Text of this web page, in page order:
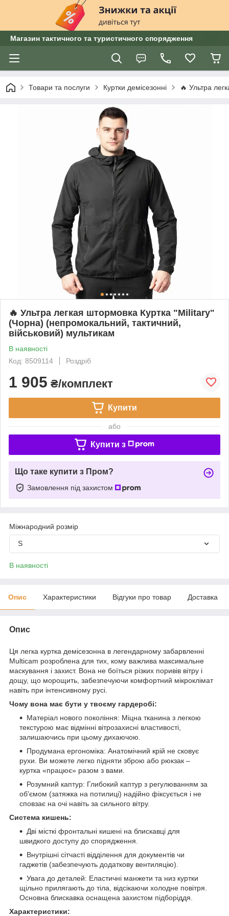
Магазин тактичного та туристичного спорядження
Товари та послуги Куртки демісезонні 🔥 Ультра
🔥 Ультра легкая штормовка Куртка "Military"
(Чорна) (непромокальний, тактичний,
військовий) мультикам
В наявності
Код: 8509114
Роздріб
1 905 ₴/комплект
Купити
або
Купити з
Що таке купити з Пром?
Замовлення під захистом
Міжнародний розмір
S
В наявності
Опис Характеристики Відгуки про товар Доставка
Опис
Ця легка куртка демісезонна в легендарному забарвленні
Multicam розроблена для тих, кому важлива максимальне
маскування і захист. Вона не боїться різких поривів вітру і
дощу, що морощить, забезпечуючи комфортний мікроклімат
навіть при інтенсивному русі.
Чому вона має бути у твоєму гардеробі:
Матеріал нового покоління: Міцна тканина з легкою
текстурою має відмінні вітрозахисні властивості,
залишаючись при цьому дихаючою.
Продумана ергономіка: Анатомічний крій не сковує
рухи. Ви можете легко підняти зброю або рюкзак –
куртка «працює» разом з вами.
Розумний каптур: Глибокий каптур з регулюванням за
об'ємом (затяжка на потилиці) надійно фіксується і не
сповзає на очі навіть за сильного вітру.
Система кишень:
Дві місткі фронтальні кишені на блискавці для
швидкого доступу до спорядження.
Внутрішні сітчасті відділення для документів чи
гаджетів (забезпечують додаткову вентиляцію).
Увага до деталей: Еластичні манжети та низ куртки
щільно прилягають до тіла, відсікаючи холодне повітря.
Основна блискавка оснащена захистом підборіддя.
Характеристики: